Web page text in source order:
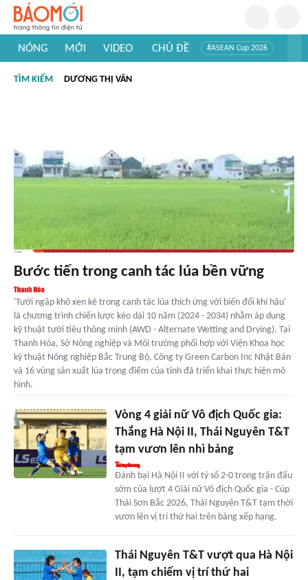
NÓNG MỚI VIDEO CHỦ ĐỀ #ASEAN Cup 2026
#Khám phá thế giới
TÌM KIẾM DƯƠNG THỊ VÂN
Bước tiến trong canh tác lúa bền vững
'Tưới ngập khô xen kẽ trong canh tác lúa thích ứng với biến đổi khí hậu'
là chương trình chiến lược kéo dài 10 năm (2024 - 2034) nhằm áp dụng
kỹ thuật tưới tiêu thông minh (AWD - Alternate Wetting and Drying). Tại
Thanh Hóa, Sở Nông nghiệp và Môi trường phối hợp với Viện Khoa học
kỹ thuật Nông nghiệp Bắc Trung Bộ, Công ty Green Carbon Inc Nhật Bản
và 16 vùng sản xuất lúa trọng điểm của tỉnh đã triển khai thực hiện mô
hình.
Vòng 4 giải nữ Vô địch Quốc gia:
Thắng Hà Nội II, Thái Nguyên T&T
tạm vươn lên nhì bảng
Đánh bại Hà Nội II với tỷ số 2-0 trong trận đấu
sớm của lượt 4 Giải nữ Vô địch Quốc gia - Cúp
Thái Sơn Bắc 2026, Thái Nguyên T&T tạm thời
vươn lên vị trí thứ hai trên bảng xếp hạng.
Thái Nguyên T&T vượt qua Hà Nội
II, tạm chiếm vị trí thứ hai